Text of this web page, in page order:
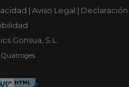
Aviso Legal
Declaración
Gonsua, S.L.